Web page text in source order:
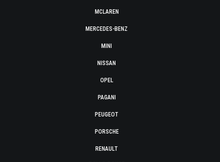
MCLAREN
MERCEDES-BENZ
MINI
NISSAN
OPEL
PAGANI
PEUGEOT
PORSCHE
RENAULT